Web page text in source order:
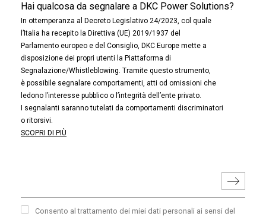
Hai qualcosa da segnalare a DKC Power Solutions?
In ottemperanza al Decreto Legislativo 24/2023, col quale
l’Italia ha recepito la Direttiva (UE) 2019/1937 del
Parlamento europeo e del Consiglio, DKC Europe mette a
disposizione dei propri utenti la Piattaforma di
Segnalazione/Whistleblowing. Tramite questo strumento,
è possibile segnalare comportamenti, atti od omissioni che
ledono l’interesse pubblico o l’integrità dell’ente privato.
I segnalanti saranno tutelati da comportamenti discriminatori
o ritorsivi.
SCOPRI DI PIÙ
Consento al trattamento dei miei dati personali ai sensi del